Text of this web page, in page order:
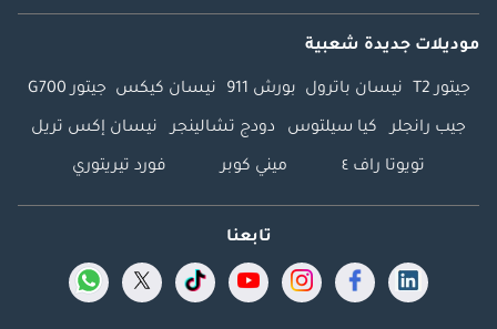
موديلات جديدة شعبية
جيتور T2 نيسان باترول بورش 911 نيسان كيكس جيتور G700
جيب رانجلر كيا سيلتوس دودج تشالينجر نيسان إكس تريل
تويوتا راف ٤ ميني كوبر فورد تيريتوري
تابعنا